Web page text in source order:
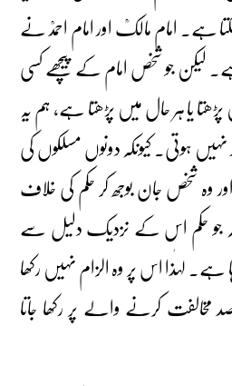
ہے۔ امام مالکؒ اور امام احمدؒ نے
ہے۔ لیکن جو شخص امام کے پیچھے کسی
یا ہر حال میں پڑھتا ہے، ہم یہ
ہوتی۔ کیونکہ دونوں مسلکوں کی
وہ شخص جان بوجھ کر حکم کی خلاف
جو حکم اس کے نزدیک دلیل سے
لہٰذا اس پر وہ الزام نہیں رکھا
مخالفت کرنے والے پر رکھا جاتا